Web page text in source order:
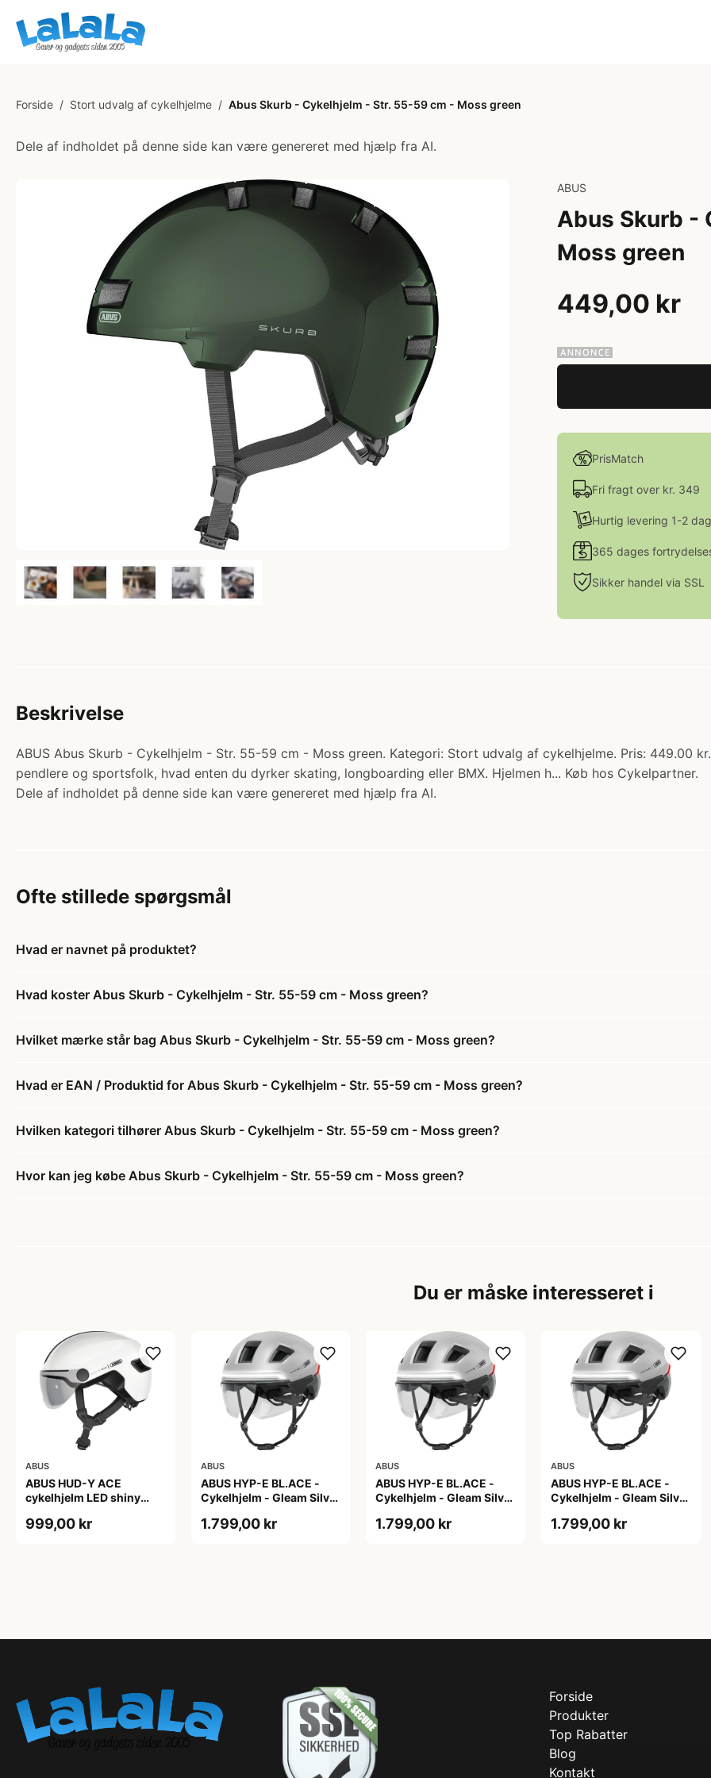
Forside / Stort udvalg af cykelhjelme / Abus Skurb - Cykelhjelm - Str. 55-59 cm - Moss green
Dele af indholdet på denne side kan være genereret med hjælp fra AI.
ABUS
Abus Skurb -
Moss green
449,00 kr
PrisMatch
Fri fragt over kr. 349
Hurtig levering 1-2
365 dages
Sikker handel via SSL
Beskrivelse
ABUS Abus Skurb - Cykelhjelm - Str. 55-59 cm - Moss green. Kategori: Stort udvalg af cykelhjelme. Pris: 449.00
pendlere og sportsfolk, hvad enten du dyrker skating, longboarding eller BMX. Hjelmen h... Køb hos Cykelpartner.
Dele af indholdet på denne side kan være genereret med hjælp fra AI.
Ofte stillede spørgsmål
Hvad er navnet på produktet?
Hvad koster Abus Skurb - Cykelhjelm - Str. 55-59 cm - Moss green?
Hvilket mærke står bag Abus Skurb - Cykelhjelm - Str. 55-59 cm - Moss green?
Hvad er EAN / Produktid for Abus Skurb - Cykelhjelm - Str. 55-59 cm - Moss green?
Hvilken kategori tilhører Abus Skurb - Cykelhjelm - Str. 55-59 cm - Moss green?
Hvor kan jeg købe Abus Skurb - Cykelhjelm - Str. 55-59 cm - Moss green?
Du er måske interesseret i
ABUS
ABUS HUD-Y ACE
cykelhjelm LED shiny
999,00 kr
ABUS
ABUS HYP-E BL.ACE -
Cykelhjelm - Gleam Silver
1.799,00 kr
ABUS
ABUS HYP-E BL.ACE -
Cykelhjelm - Gleam Silver
1.799,00 kr
ABUS
ABUS HYP-E BL.ACE -
Cykelhjelm - Gleam Silver
1.799,00 kr
Forside
Produkter
Top Rabatter
Blog
Kontakt